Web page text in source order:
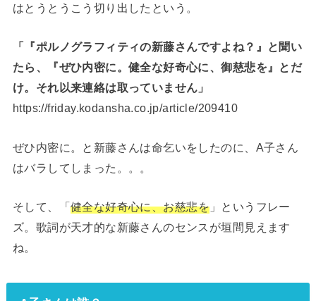
はとうとうこう切り出したという。
「『ポルノグラフィティの新藤さんですよね？』と聞い
たら、『ぜひ内密に。健全な好奇心に、御慈悲を』とだ
け。それ以来連絡は取っていません」
https://friday.kodansha.co.jp/article/209410
ぜひ内密に。と新藤さんは命乞いをしたのに、A子さん
はバラしてしまった。。。
そして、「健全な好奇心に、お慈悲を」というフレー
ズ。歌詞が天才的な新藤さんのセンスが垣間見えます
ね。